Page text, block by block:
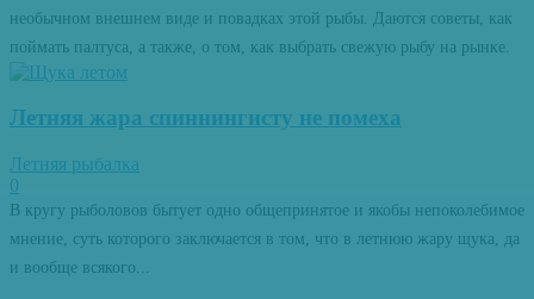
необычном внешнем виде и повадках этой рыбы. Даются советы, как
поймать палтуса, а также, о том, как выбрать свежую рыбу на рынке.
Летняя жара спиннингисту не помеха
Летняя рыбалка
0
В кругу рыболовов бытует одно общепринятое и якобы непоколебимое
мнение, суть которого заключается в том, что в летнюю жару щука, да
и вообще всякого...